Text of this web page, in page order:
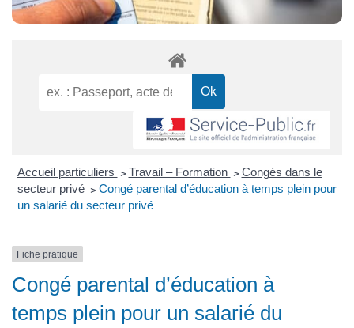
Accueil particuliers > Travail – Formation > Congés dans le
secteur privé > Congé parental d’éducation à temps plein pour
un salarié du secteur privé
Fiche pratique
Congé parental d’éducation à
temps plein pour un salarié du